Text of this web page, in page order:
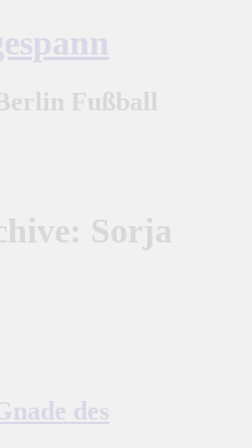
Fußball
Sorja
des